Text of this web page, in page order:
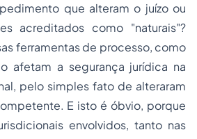
que alteram o juízo ou
acreditados como "naturais"?
ferramentas de processo, como
afetam a segurança jurídica na
pelo simples fato de alteraram
E isto é óbvio, porque
envolvidos, tanto nas